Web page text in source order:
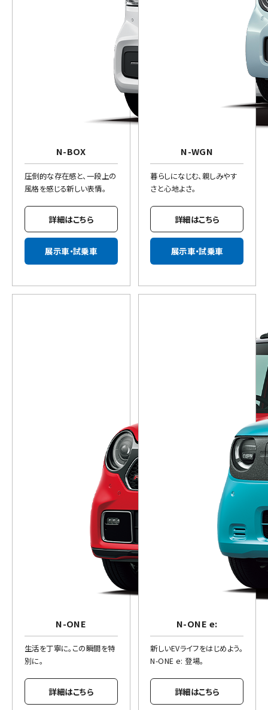
N-BOX
圧倒的な存在感と、一段上の
風格を感じる新しい表情。
詳細はこちら
展示車・試乗車
N-WGN
暮らしになじむ、親しみやす
さと心地よさ。
詳細はこちら
展示車・試乗車
N-ONE
生活を丁寧に。この瞬間を特
別に。
詳細はこちら
N-ONE e:
新しいEVライフをはじめよう。
N-ONE e: 登場。
詳細はこちら